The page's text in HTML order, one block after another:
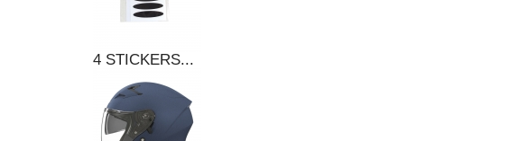
4 STICKERS...